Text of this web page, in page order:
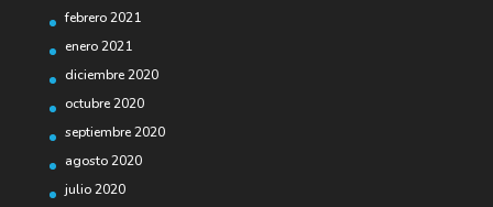
febrero 2021
enero 2021
diciembre 2020
octubre 2020
septiembre 2020
agosto 2020
julio 2020